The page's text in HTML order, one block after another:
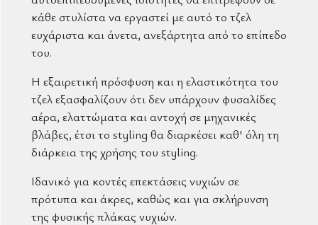
κάθε στυλίστα να εργαστεί με αυτό το τζελ
ευχάριστα και άνετα, ανεξάρτητα από το επίπεδο
του.
Η εξαιρετική πρόσφυση και η ελαστικότητα του
τζελ εξασφαλίζουν ότι δεν υπάρχουν φυσαλίδες
αέρα, ελαττώματα και αντοχή σε μηχανικές
βλάβες, έτσι το styling θα διαρκέσει καθ' όλη τη
διάρκεια της χρήσης του styling.
Ιδανικό για κοντές επεκτάσεις νυχιών σε
πρότυπα και άκρες, καθώς και για σκλήρυνση
της φυσικής πλάκας νυχιών.